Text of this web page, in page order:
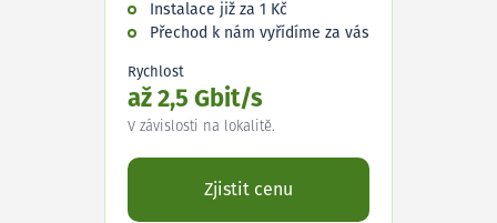
Instalace již za 1 Kč
Přechod k nám vyřídíme za vás
Rychlost
až 2,5 Gbit/s
V závislosti na lokalitě.
Zjistit cenu